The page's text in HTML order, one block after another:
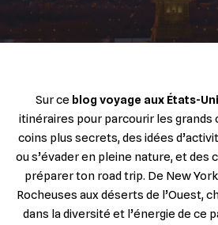
Sur ce blog voyage aux États-
itinéraires pour parcourir les grands
coins plus secrets, des idées
ou s’évader en pleine nature, et des
préparer ton road trip. De New
Rocheuses aux déserts de l’Ouest,
dans la diversité et l’énergie de ce